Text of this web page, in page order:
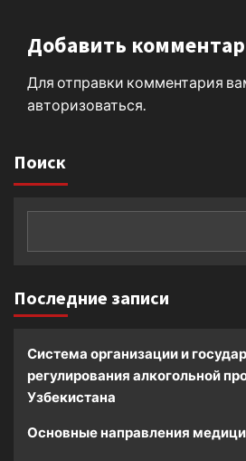
Добавить
Для отправки комментария
авторизоваться
Поиск
Последние записи
Система организации и
регулирования алкогольной
Узбекистана
Основные направления